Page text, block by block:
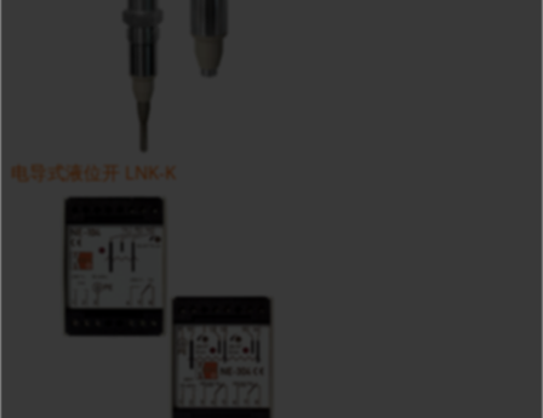
电导式液位开 LNK-K